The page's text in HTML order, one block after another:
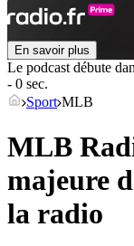
En savoir plus
Le podcast débute
- 0 sec.
Sport MLB
MLB
majeure
la radio